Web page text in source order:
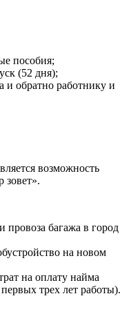
пособия;
(52 дня);
и обратно работнику и
возможность
зовет».
провоза багажа в город
на новом
на оплату найма
трех лет работы).